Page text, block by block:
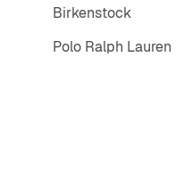
Birkenstock
Polo Ralph Lauren